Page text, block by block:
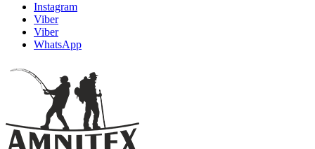
Instagram
Viber
Viber
WhatsApp